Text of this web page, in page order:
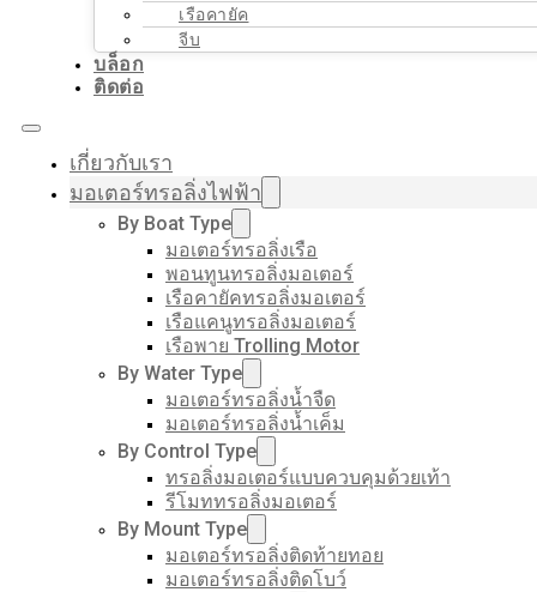
เรือคายัค
จีบ
บล็อก
ติดต่อ
เกี่ยวกับเรา
มอเตอร์ทรอลิ่งไฟฟ้า
By Boat Type
มอเตอร์ทรอลิ่งเรือ
พอนทูนทรอลิ่งมอเตอร์
เรือคายัคทรอลิ่งมอเตอร์
เรือแคนูทรอลิ่งมอเตอร์
เรือพาย Trolling Motor
By Water Type
มอเตอร์ทรอลิ่งน้ำจืด
มอเตอร์ทรอลิ่งน้ำเค็ม
By Control Type
ทรอลิ่งมอเตอร์แบบควบคุมด้วยเท้า
รีโมททรอลิ่งมอเตอร์
By Mount Type
มอเตอร์ทรอลิ่งติดท้ายทอย
มอเตอร์ทรอลิ่งติดโบว์